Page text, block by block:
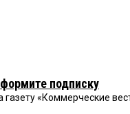
подписку
газету «Коммерческие